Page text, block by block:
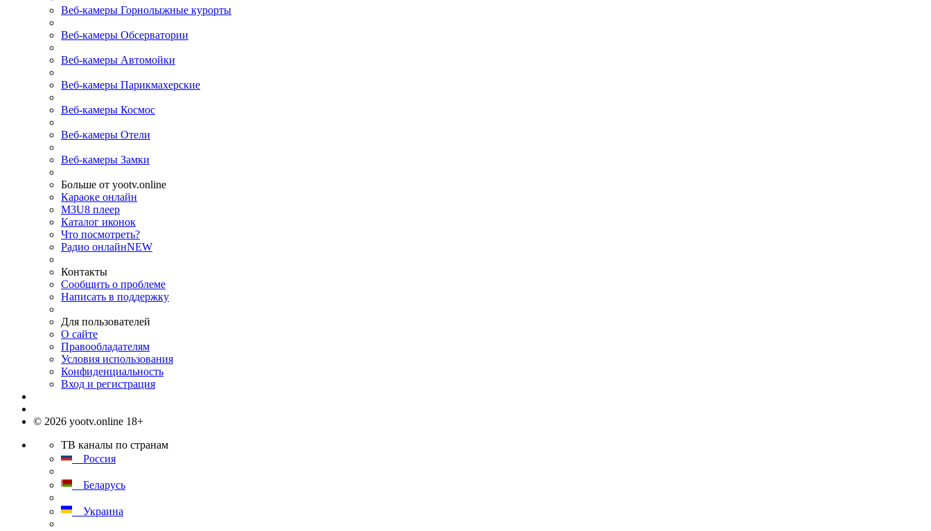
Веб-камеры Горнолыжные курорты
Веб-камеры Обсерватории
Веб-камеры Автомойки
Веб-камеры Парикмахерские
Веб-камеры Космос
Веб-камеры Отели
Веб-камеры Замки
Больше от yootv.online
Караоке онлайн
M3U8 плеер
Каталог иконок
Что посмотреть?
Радио онлайнNEW
Контакты
Сообщить о проблеме
Написать в поддержку
Для пользователей
О сайте
Правообладателям
Условия использования
Конфиденциальность
Вход и регистрация
© 2026 yootv.online 18+
ТВ каналы по странам
Россия
Беларусь
Украина